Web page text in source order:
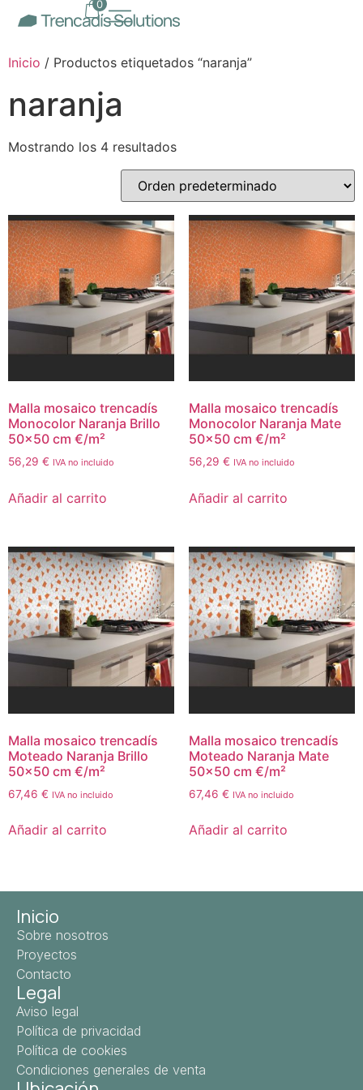
0
Inicio / Productos etiquetados “naranja”
naranja
Mostrando los 4 resultados
Malla mosaico trencadís
Monocolor Naranja Brillo
50×50 cm €/m²
56,29 € IVA no incluido
Añadir al carrito
Malla mosaico trencadís
Monocolor Naranja Mate
50×50 cm €/m²
56,29 € IVA no incluido
Añadir al carrito
Malla mosaico trencadís
Moteado Naranja Brillo
50×50 cm €/m²
67,46 € IVA no incluido
Añadir al carrito
Malla mosaico trencadís
Moteado Naranja Mate
50×50 cm €/m²
67,46 € IVA no incluido
Añadir al carrito
Inicio
Sobre nosotros
Proyectos
Contacto
Legal
Aviso legal
Política de privacidad
Política de cookies
Condiciones generales de venta